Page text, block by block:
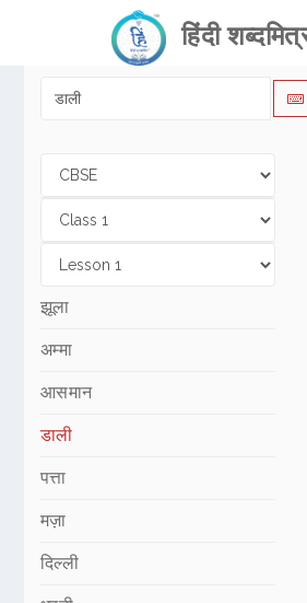
हिंदी
झूला
अम्मा
आसमान
डाली
पत्ता
मज़ा
दिल्ली